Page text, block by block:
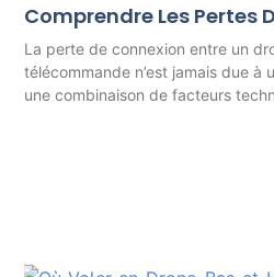
Comprendre Les Pertes
La perte de connexion entre un
télécommande n’est jamais due à
une combinaison de facteurs